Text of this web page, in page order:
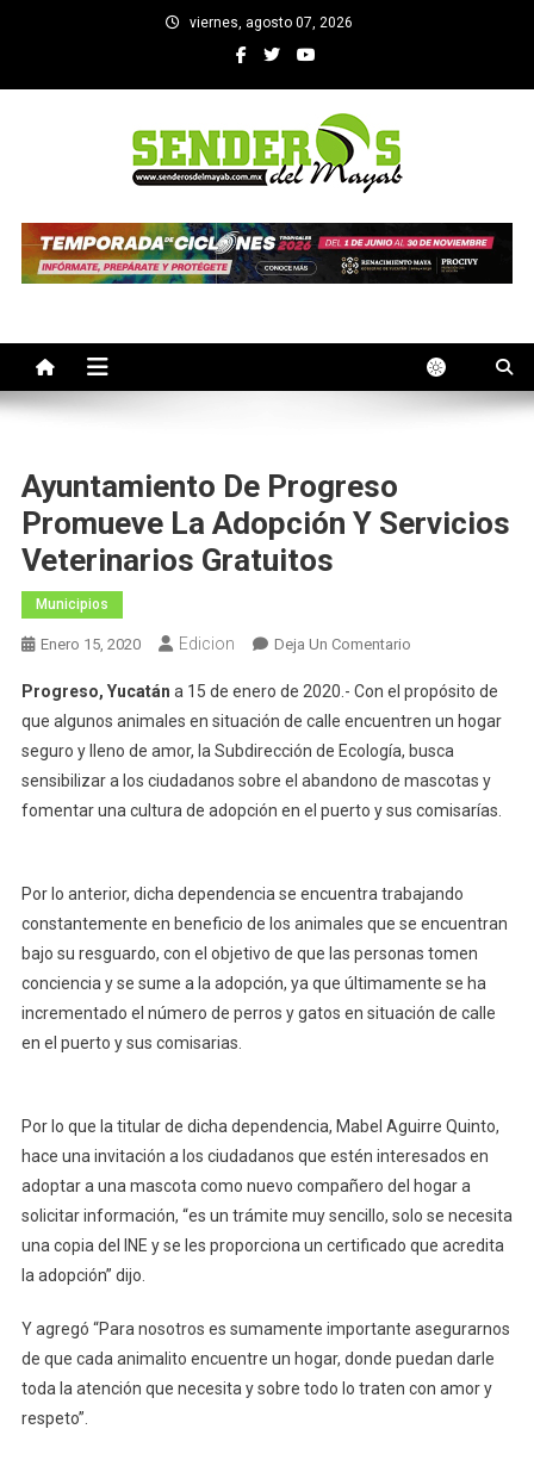
viernes, agosto 07, 2026
SENDEROS DEL MAYAB
Ayuntamiento De Progreso
Promueve La Adopción Y Servicios
Veterinarios Gratuitos
Municipios
Enero 15, 2020 Edicion Deja Un ComentarioEn
De
Progreso
Promueve
La
Adopción
Veterinarios
Gratuitos
Progreso, Yucatán a 15 de enero de 2020.- Con el propósito de
que algunos animales en situación de calle encuentren un hogar
seguro y lleno de amor, la Subdirección de Ecología, busca
sensibilizar a los ciudadanos sobre el abandono de mascotas y
fomentar una cultura de adopción en el puerto y sus comisarías.
Por lo anterior, dicha dependencia se encuentra trabajando
constantemente en beneficio de los animales que se encuentran
bajo su resguardo, con el objetivo de que las personas tomen
conciencia y se sume a la adopción, ya que últimamente se ha
incrementado el número de perros y gatos en situación de calle
en el puerto y sus comisarias.
Por lo que la titular de dicha dependencia, Mabel Aguirre Quinto,
hace una invitación a los ciudadanos que estén interesados en
adoptar a una mascota como nuevo compañero del hogar a
solicitar información, “es un trámite muy sencillo, solo se necesita
una copia del INE y se les proporciona un certificado que acredita
la adopción” dijo.
Y agregó “Para nosotros es sumamente importante asegurarnos
de que cada animalito encuentre un hogar, donde puedan darle
toda la atención que necesita y sobre todo lo traten con amor y
respeto”.